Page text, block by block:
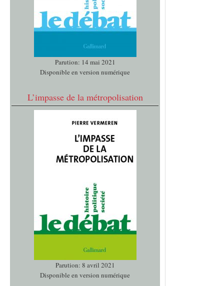
Parution: 14 mai 2021
Disponible en version numérique
L’impasse de la métropolisation
Parution: 8 avril 2021
Disponible en version numérique